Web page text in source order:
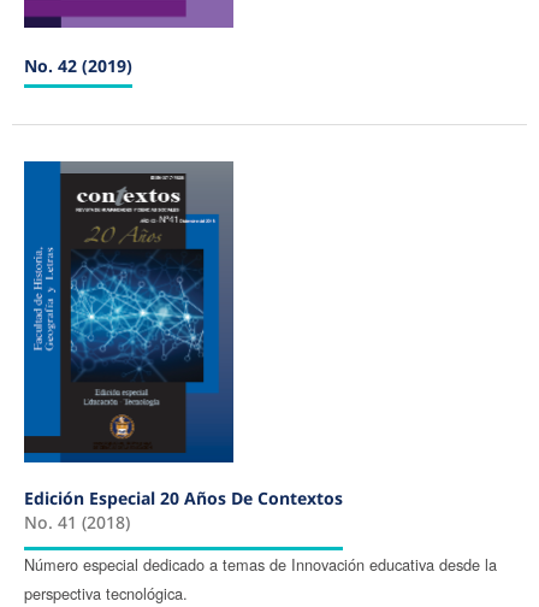
No. 42 (2019)
Edición Especial 20 Años De Contextos
No. 41 (2018)
Número especial dedicado a temas de Innovación educativa desde la
perspectiva tecnológica.